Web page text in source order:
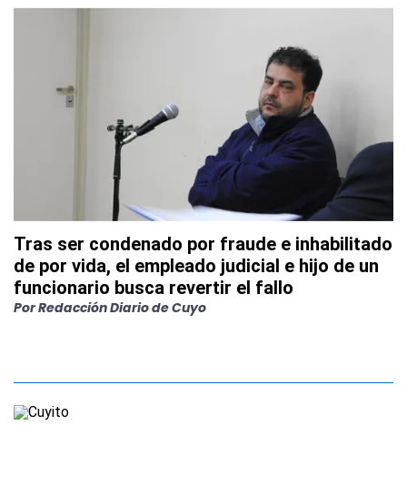
Tras ser condenado por fraude e inhabilitado
de por vida, el empleado judicial e hijo de un
funcionario busca revertir el fallo
Por Redacción Diario de Cuyo